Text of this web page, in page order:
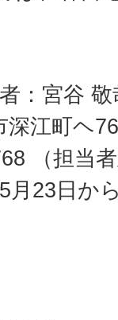
：宮谷
深江町ヘ
（担当
月23日か